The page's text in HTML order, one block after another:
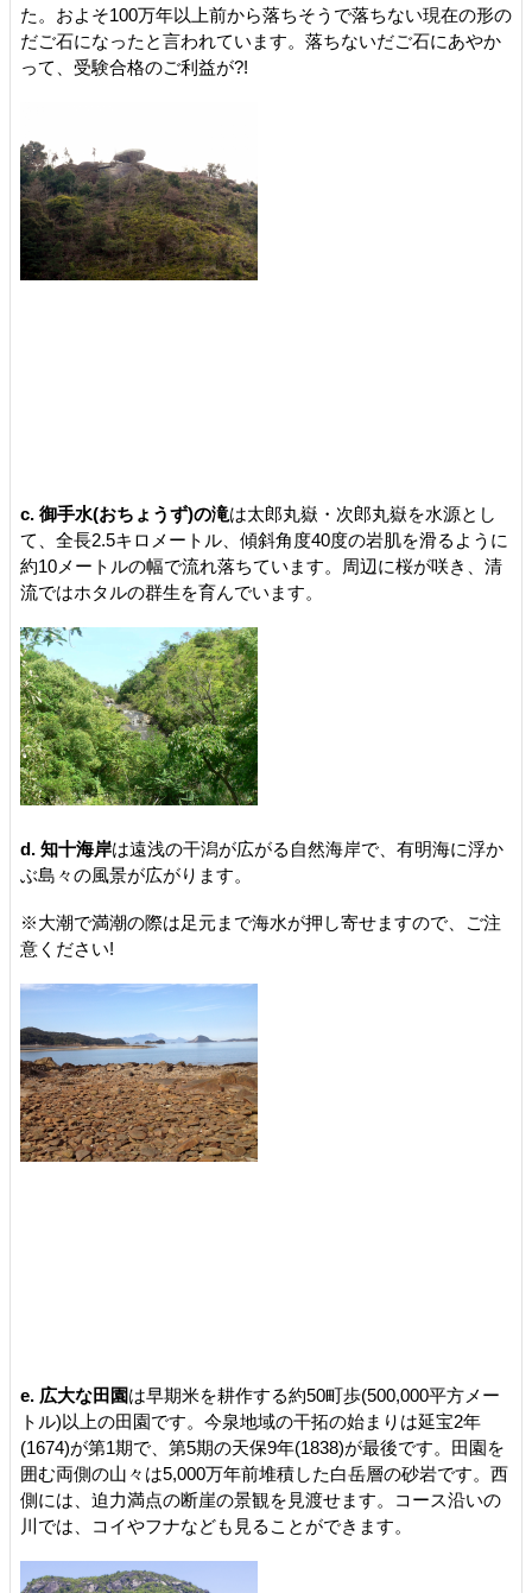
た。およそ100万年以上前から落ちそうで落ちない現在の形の
だご石になったと言われています。落ちないだご石にあやか
って、受験合格のご利益が?!
c. 御手水(おちょうず)の滝は太郎丸嶽・次郎丸嶽を水源とし
て、全長2.5キロメートル、傾斜角度40度の岩肌を滑るように
約10メートルの幅で流れ落ちています。周辺に桜が咲き、清
流ではホタルの群生を育んでいます。
d. 知十海岸は遠浅の干潟が広がる自然海岸で、有明海に浮か
ぶ島々の風景が広がります。
※大潮で満潮の際は足元まで海水が押し寄せますので、ご注
意ください!
e. 広大な田園は早期米を耕作する約50町歩(500,000平方メー
トル)以上の田園です。今泉地域の干拓の始まりは延宝2年
(1674)が第1期で、第5期の天保9年(1838)が最後です。田園を
囲む両側の山々は5,000万年前堆積した白岳層の砂岩です。西
側には、迫力満点の断崖の景観を見渡せます。コース沿いの
川では、コイやフナなども見ることができます。